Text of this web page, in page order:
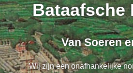
Bataafsche
Van Soeren
Wij zijn een onafhankelijke